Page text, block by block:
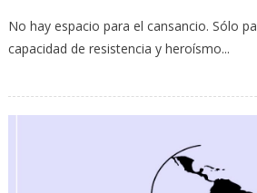
No hay espacio para el cansancio. Sólo
capacidad de resistencia y heroísmo...